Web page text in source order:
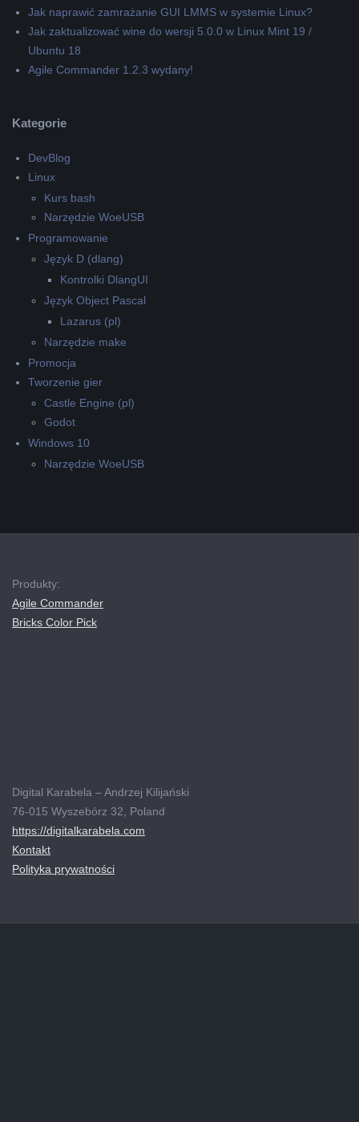
Jak naprawić zamrażanie GUI LMMS w systemie Linux?
Jak zaktualizować wine do wersji 5.0.0 w Linux Mint 19 /
Ubuntu 18
Agile Commander 1.2.3 wydany!
Kategorie
DevBlog
Linux
Kurs bash
Narzędzie WoeUSB
Programowanie
Język D (dlang)
Kontrolki DlangUI
Język Object Pascal
Lazarus (pl)
Narzędzie make
Promocja
Tworzenie gier
Castle Engine (pl)
Godot
Windows 10
Narzędzie WoeUSB
Produkty:
Agile Commander
Bricks Color Pick
Digital Karabela – Andrzej Kilijański
76-015 Wyszebórz 32, Poland
https://digitalkarabela.com
Kontakt
Polityka prywatności